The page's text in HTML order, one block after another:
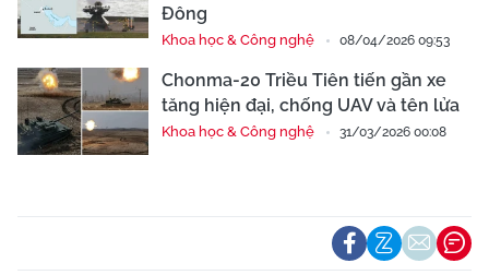
Đông
Khoa học & Công nghệ 08/04/2026 09:53
Chonma-20 Triều Tiên tiến gần xe
tăng hiện đại, chống UAV và tên lửa
Khoa học & Công nghệ 31/03/2026 00:08